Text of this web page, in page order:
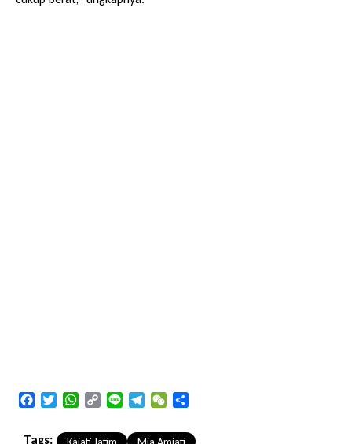
FacebookTwitterWhatsApp
Copy
Line TelegramWeChat
Tags: